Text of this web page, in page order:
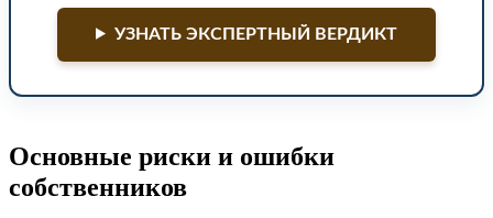
УЗНАТЬ ЭКСПЕРТНЫЙ ВЕРДИКТ
Основные риски и ошибки
собственников